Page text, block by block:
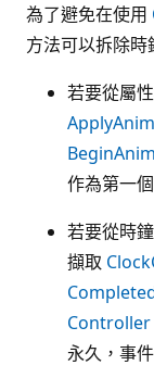
為了避免在使用
方法可以拆除時
若要從屬
作為第一
若要從時
擷取
Controller
永久，事